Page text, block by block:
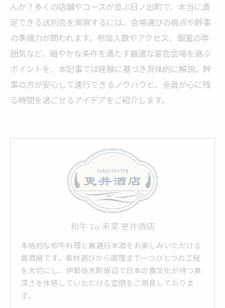
んか？多くの店舗やコースが並ぶ日ノ出町で、本当に満
足できる送別会を実現するには、会場選びの視点や幹事
の準備力が問われます。参加人数やアクセス、個室の雰
囲気など、細やかな条件を満たす最適な宴会会場を選ぶ
ポイントを、本記事では経験に基づき具体的に解説。幹
事の方が安心して進行できるノウハウと、全員が心に残
る時間を過ごせるアイデアをご紹介します。
和牛 To 釆菜 更井酒店
本格的な和牛料理と厳選日本酒をお楽しみいただける
居酒屋です。素材選びから調理まで一つひとつの工程
を大切にし、伊勢佐木町周辺で日本の食文化が持つ奥
深さを体感していただける空間をご用意しておりま
す。